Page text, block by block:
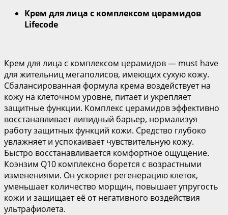
Крем для лица с комплексом церамидов
Lifecode
Крем для лица с комплексом церамидов — must have
для жительниц мегаполисов, имеющих сухую кожу.
Сбалансированная формула крема воздействует на
кожу на клеточном уровне, питает и укрепляет
защитные функции. Комплекс церамидов эффективно
восстанавливает липидный барьер, нормализуя
работу защитных функций кожи. Средство глубоко
увлажняет и успокаивает чувствительную кожу.
Быстро восстанавливается комфортное ощущение.
Коэнзим Q10 комплексно борется с возрастными
изменениями. Он ускоряет регенерацию клеток,
уменьшает количество морщин, повышает упругость
кожи и защищает её от негативного воздействия
ультрафиолета.